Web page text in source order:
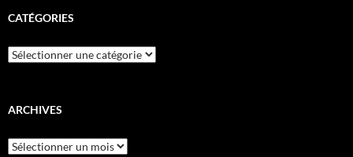
CATÉGORIES
Catégories
ARCHIVES
Archives